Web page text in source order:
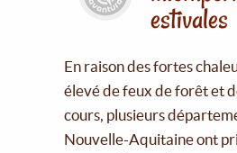
estivales
En raison des fortes
élevé de feux de forêt et
cours, plusieurs
Nouvelle-Aquitaine ont